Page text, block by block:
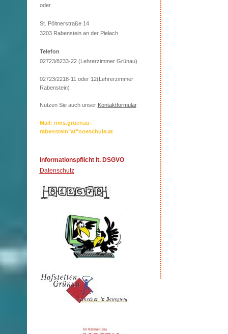
oder
St. Pöltnerstraße 14
3203 Rabenstein an der Pielach
Telefon
02723/8233-22 (Lehrerzimmer Grünau)
02723/2218-11 oder 12(Lehrerzimmer
Rabenstein)
Nutzen Sie auch unser Kontaktformular.
Mail: nms.gruenau-
rabenstein"at"noeschule.at
Informationspflicht lt. DSGVO
Datenschutz